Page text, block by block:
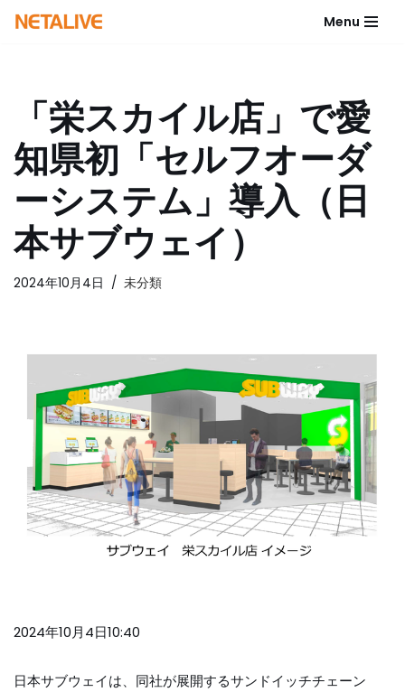
へ
ス
キ
プ
Menu
「栄スカイル店」で愛
知県初「セルフオーダ
ーシステム」導入（日
本サブウェイ）
2024年10月4日 未分類
2024年10月4日10:40
日本サブウェイは、同社が展開するサンドイッチチェーン